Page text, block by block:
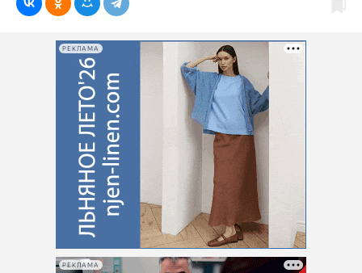
РЕКЛАМА
РЕКЛАМА